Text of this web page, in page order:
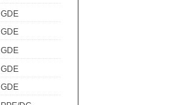
GDE
GDE
GDE
GDE
GDE